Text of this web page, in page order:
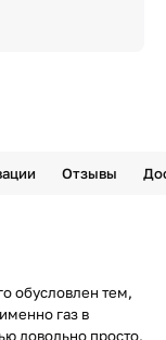
Отзывы
обусловлен тем,
газ в
довольно просто,